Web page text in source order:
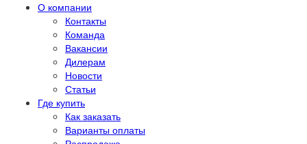
О компании
Контакты
Команда
Вакансии
Дилерам
Новости
Статьи
Где купить
Как заказать
Варианты оплаты